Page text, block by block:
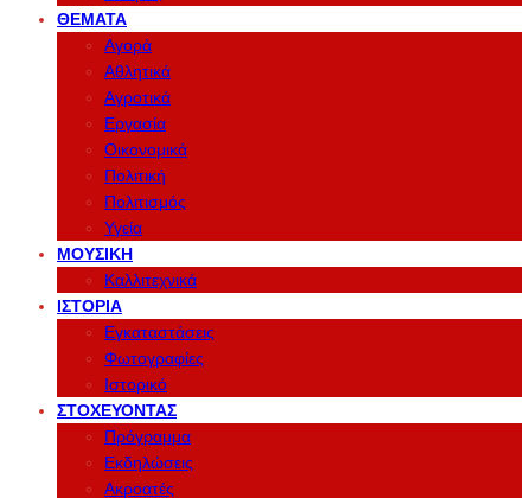
ΘΈΜΑΤΑ
Αγορά
Αθλητικά
Αγροτικά
Εργασία
Οικονομικά
Πολιτική
Πολιτισμός
Υγεία
ΜΟΥΣΙΚΉ
Καλλιτεχνικά
ΙΣΤΟΡΊΑ
Εγκαταστάσεις
Φωτογραφίες
Ιστορικό
ΣΤΟΧΕΎΟΝΤΑΣ
Πρόγραμμα
Εκδηλώσεις
Ακροατές